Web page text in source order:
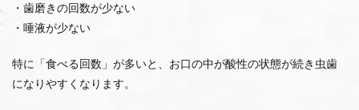
・歯磨きの回数が少ない
・唾液が少ない
特に「食べる回数」が多いと、お口の中が酸性の状態が続き虫歯
になりやすくなります。